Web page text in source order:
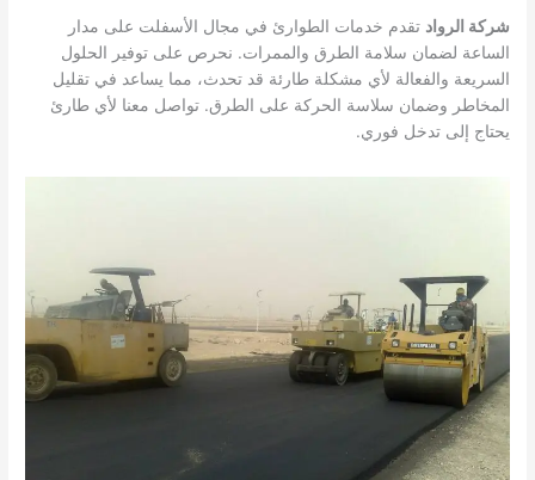
شركة الرواد تقدم خدمات الطوارئ في مجال الأسفلت على مدار
الساعة لضمان سلامة الطرق والممرات. نحرص على توفير الحلول
السريعة والفعالة لأي مشكلة طارئة قد تحدث، مما يساعد في تقليل
المخاطر وضمان سلاسة الحركة على الطرق. تواصل معنا لأي طارئ
يحتاج إلى تدخل فوري.